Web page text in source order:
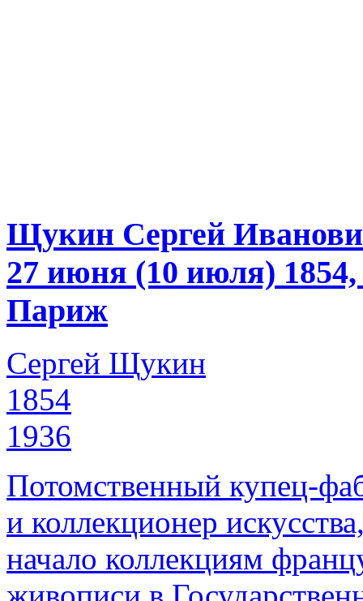
Щукин Сергей
27 июня (10 июля)
Париж
Сергей Щукин
1854
1936
Потомственный купец-
и коллекционер
начало коллекциям